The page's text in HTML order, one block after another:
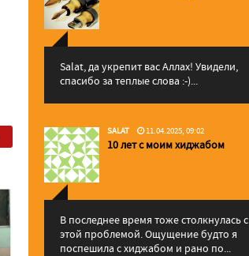
Salat, да укрепит вас Аллаx! Увидели,
спасибо за теплые слова :-)...
SALAT 11.04.2025, 09:02
10 лет с моим хиджабом
В последнее время тоже столкнулась с
этой проблемой. Ощущение будто я
поспешила с хиджабом и рано по...